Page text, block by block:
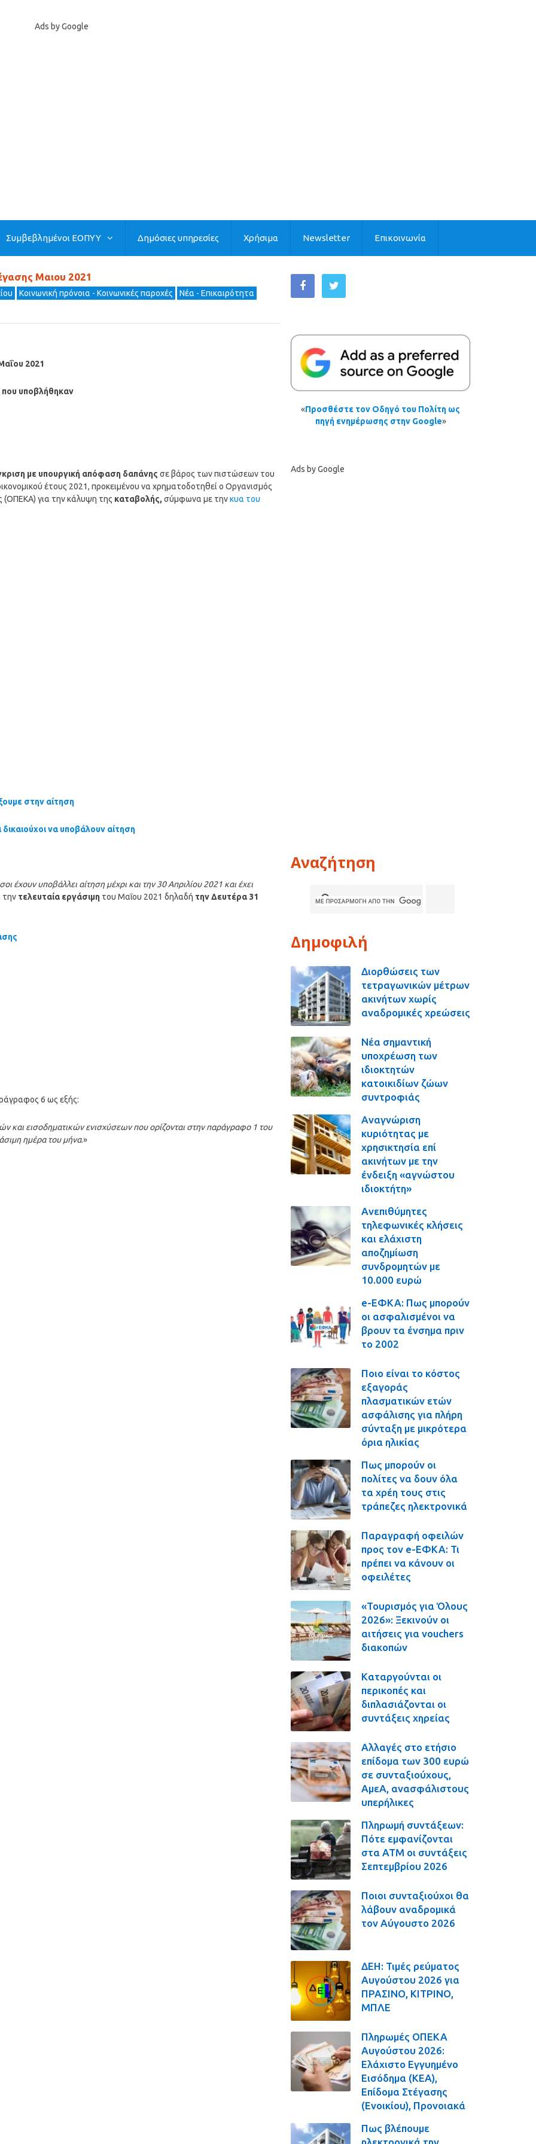
Ads by Google
Συμβεβλημένοι ΕΟΠΥΥ Δημόσιες υπηρεσίες Χρήσιμα Newsletter Επικοινωνία
Μαιου 2021
Κοινωνική πρόνοια - Κοινωνικές παροχές
Νέα - Επικαιρότητα
2021
που υποβλήθηκαν
με υπουργική απόφαση δαπάνης σε βάρος των πιστώσεων του
έτους 2021, προκειμένου να χρηματοδοτηθεί ο Οργανισμός
(ΟΠΕΚΑ) για την κάλυψη της καταβολής, σύμφωνα με τηνκυα του
στην αίτηση
να υποβάλουν αίτηση
έχουν υποβάλλει αίτηση μέχρι και την 30 Απριλίου 2021 και έχει
την τελευταία εργάσιμη του Μαΐου 2021 δηλαδή την Δευτέρα 31
6 ως εξής:
και εισοδηματικών ενισχύσεων που ορίζονται στην παράγραφο 1 του
ημέρα του μήνα.»
«Προσθέστε τον Οδηγό του Πολίτη ως
πηγή ενημέρωσης στην Google»
Ads by Google
Αναζήτηση
Δημοφιλή
Διορθώσεις των
τετραγωνικών μέτρων
ακινήτων χωρίς
αναδρομικές χρεώσεις
Νέα σημαντική
υποχρέωση των
ιδιοκτητών
κατοικιδίων ζώων
συντροφιάς
Αναγνώριση
κυριότητας με
χρησικτησία επί
ακινήτων με την
ένδειξη «αγνώστου
ιδιοκτήτη»
Ανεπιθύμητες
τηλεφωνικές κλήσεις
και ελάχιστη
αποζημίωση
συνδρομητών με
10.000 ευρώ
e-ΕΦΚΑ: Πως μπορούν
οι ασφαλισμένοι να
βρουν τα ένσημα πριν
το 2002
Ποιο είναι το κόστος
εξαγοράς
πλασματικών ετών
ασφάλισης για πλήρη
σύνταξη με μικρότερα
όρια ηλικίας
Πως μπορούν οι
πολίτες να δουν όλα
τα χρέη τους στις
τράπεζες ηλεκτρονικά
Παραγραφή οφειλών
προς τον e-ΕΦΚΑ: Τι
πρέπει να κάνουν οι
οφειλέτες
«Τουρισμός για Όλους
2026»: Ξεκινούν οι
αιτήσεις για vouchers
διακοπών
Καταργούνται οι
περικοπές και
διπλασιάζονται οι
συντάξεις χηρείας
Αλλαγές στο ετήσιο
επίδομα των 300 ευρώ
σε συνταξιούχους,
ΑμεΑ, ανασφάλιστους
υπερήλικες
Πληρωμή συντάξεων:
Πότε εμφανίζονται
στα ΑΤΜ οι συντάξεις
Σεπτεμβρίου 2026
Ποιοι συνταξιούχοι θα
λάβουν αναδρομικά
τον Αύγουστο 2026
ΔΕΗ: Τιμές ρεύματος
Αυγούστου 2026 για
ΠΡΑΣΙΝΟ, ΚΙΤΡΙΝΟ,
ΜΠΛΕ
Πληρωμές ΟΠΕΚΑ
Αυγούστου 2026:
Ελάχιστο Εγγυημένο
Εισόδημα (ΚΕΑ),
Επίδομα Στέγασης
(Ενοικίου), Προνοιακά
Πως βλέπουμε